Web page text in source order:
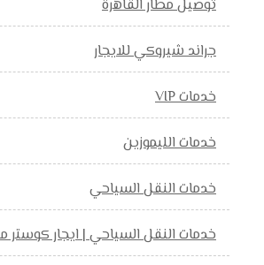
توصيل مطار القاهرة
جراند شيروكي للايجار
خدمات VIP
خدمات الليموزين
خدمات النقل السياحي
خدمات النقل السياحي | ايجار كوستر